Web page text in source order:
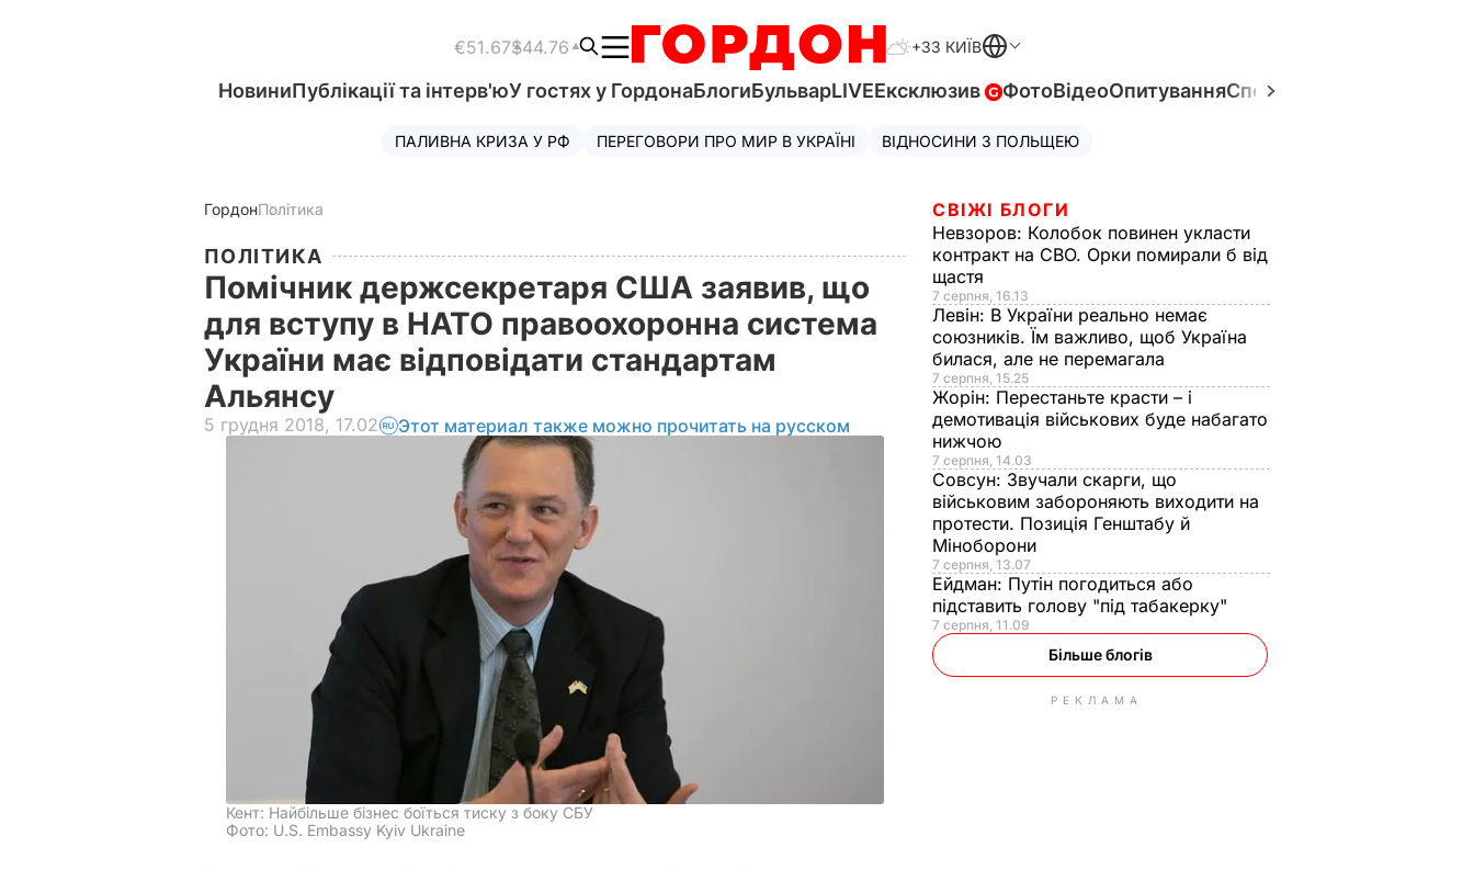
€51.67$44.76 +33 КИЇВ
НовиниПублікації та інтерв'юУ гостях у ГордонаБлогиБульварLIVEЕксклюзив ФотоВідеоОпитуванняСпецпроєкти
ПАЛИВНА КРИЗА У РФ ПЕРЕГОВОРИ ПРО МИР В УКРАЇНІ ВІДНОСИНИ З ПОЛЬЩЕЮ
ГордонПолітика
ПОЛІТИКА
Помічник держсекретаря США заявив, що
для вступу в НАТО правоохоронна система
України має відповідати стандартам
Альянсу
5 грудня 2018, 17.02 Этот материал также можно прочитать на русском
Кент: Найбільше бізнес боїться тиску з боку СБУ
Фото: U.S. Embassy Kyiv Ukraine
СВІЖІ БЛОГИ
Невзоров: Колобок повинен укласти
контракт на СВО. Орки помирали б від
щастя
7 серпня, 16.13
Левін: В України реально немає
союзників. Їм важливо, щоб Україна
билася, але не перемагала
7 серпня, 15.25
Жорін: Перестаньте красти – і
демотивація військових буде набагато
нижчою
7 серпня, 14.03
Совсун: Звучали скарги, що
військовим забороняють виходити на
протести. Позиція Генштабу й
Міноборони
7 серпня, 13.07
Ейдман: Путін погодиться або
підставить голову "під табакерку"
7 серпня, 11.09
Більше блогів
РЕКЛАМА